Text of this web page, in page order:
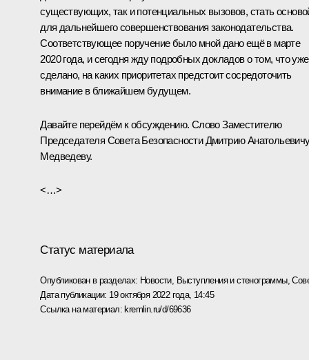
существующих, так и потенциальных вызовов, стать
для дальнейшего совершенствования законодательства.
Соответствующее поручение было мной дано ещё в марте
2020 года, и сегодня жду подробных докладов о том, что уже
сделано, на каких приоритетах предстоит сосредоточить
внимание в ближайшем будущем.
Давайте перейдём к обсуждению. Слово Заместителю
Председателя Совета Безопасности Дмитрию
Медведеву.
<…>
Статус материала
Опубликован в разделах: Новости, Выступления и стенограммы,
Дата публикации: 19 октября 2022 года, 14:45
Ссылка на материал: kremlin.ru/d/69636